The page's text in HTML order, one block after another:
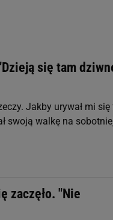
się tam
Jakby urywał mi się
swoją walkę na
zaczęło. "Nie